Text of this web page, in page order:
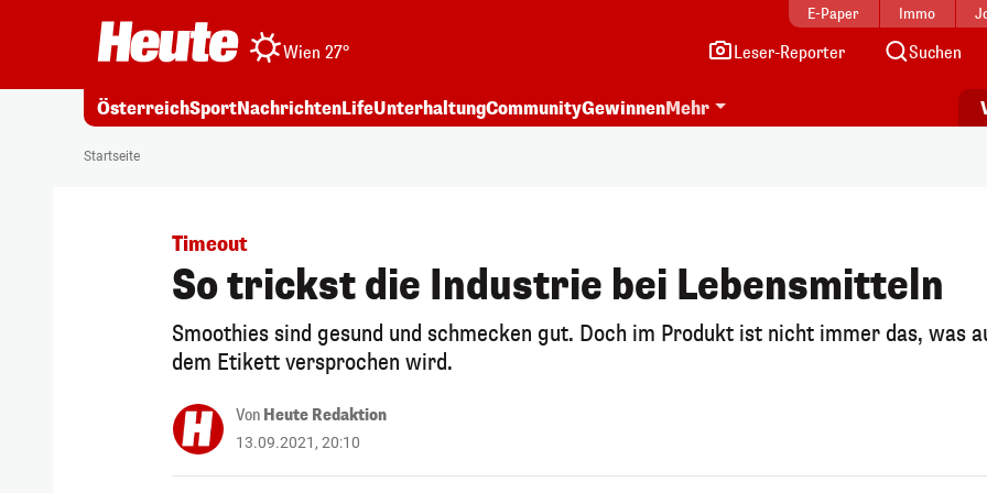
E-Paper Immo
Wien 27° Leser-Reporter Suchen
ÖsterreichSportNachrichtenLifeUnterhaltungCommunityGewinnenMehr
Startseite
Timeout
So trickst die Industrie bei Lebensmitteln
Smoothies sind gesund und schmecken gut. Doch im Produkt ist nicht immer das, was
dem Etikett versprochen wird.
Von Heute Redaktion
13.09.2021, 20:10